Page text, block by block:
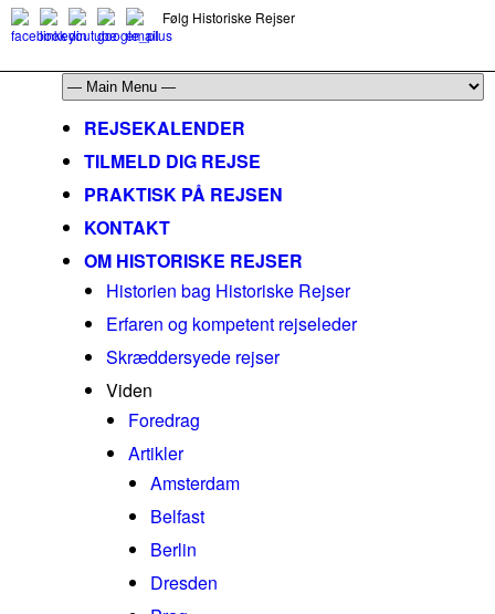
Følg Historiske Rejser
REJSEKALENDER
TILMELD DIG REJSE
PRAKTISK PÅ REJSEN
KONTAKT
OM HISTORISKE REJSER
Historien bag Historiske Rejser
Erfaren og kompetent rejseleder
Skræddersyede rejser
Viden
Foredrag
Artikler
Amsterdam
Belfast
Berlin
Dresden